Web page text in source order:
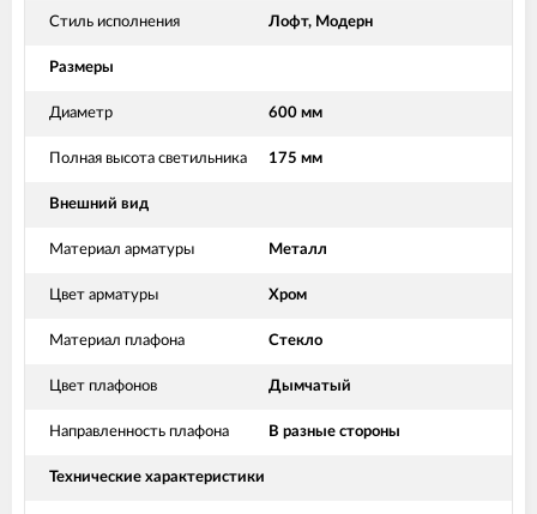
Стиль исполнения Лофт, Модерн
Размеры
Диаметр 600 мм
Полная высота светильника 175 мм
Внешний вид
Материал арматуры Металл
Цвет арматуры Хром
Материал плафона Стекло
Цвет плафонов Дымчатый
Направленность плафона В разные стороны
Технические характеристики